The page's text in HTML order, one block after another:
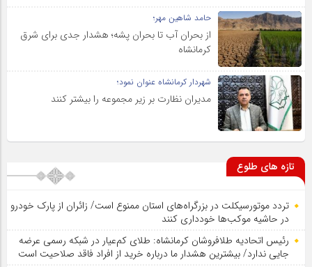
حامد شاهین مهر؛
از بحران آب تا بحران پشه؛ هشدار جدی برای شرق
کرمانشاه
شهردار کرمانشاه عنوان نمود؛
مدیران نظارت بر زیر مجموعه را بیشتر کنند
تازه های طلوع
تردد موتورسیکلت در بزرگراه‌های استان ممنوع است/ زائران از پارک خودرو
در حاشیه موکب‌ها خودداری کنند
رئیس اتحادیه طلافروشان کرمانشاه: طلای کم‌عیار در شبکه رسمی عرضه
جایی ندارد/ بیشترین هشدار ما درباره خرید از افراد فاقد صلاحیت است